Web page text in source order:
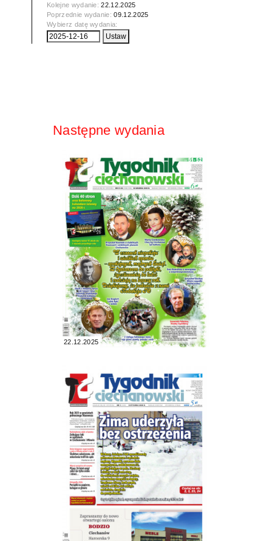
Kolejne wydanie:22.12.2025
Poprzednie wydanie:09.12.2025
Wybierz datę wydania:
Następne wydania
22.12.2025